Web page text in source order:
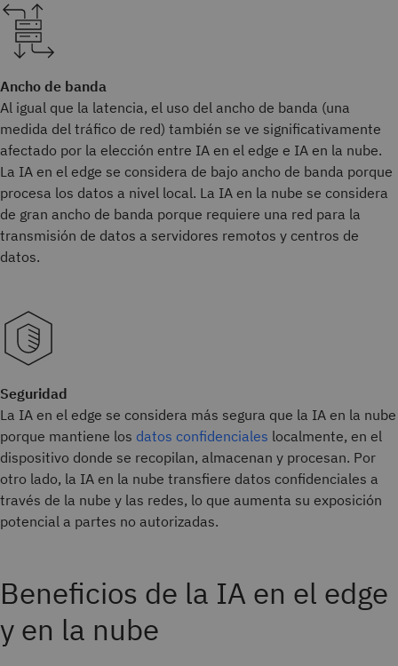
Ancho de banda
Al igual que la latencia, el uso del ancho de banda (una
medida del tráfico de red) también se ve significativamente
afectado por la elección entre IA en el edge e IA en la nube.
La IA en el edge se considera de bajo ancho de banda porque
procesa los datos a nivel local. La IA en la nube se considera
de gran ancho de banda porque requiere una red para la
transmisión de datos a servidores remotos y centros de
datos.
Seguridad
La IA en el edge se considera más segura que la IA en la nube
porque mantiene los datos confidenciales localmente, en el
dispositivo donde se recopilan, almacenan y procesan. Por
otro lado, la IA en la nube transfiere datos confidenciales a
través de la nube y las redes, lo que aumenta su exposición
potencial a partes no autorizadas.
Beneficios de la IA en el edge
y en la nube